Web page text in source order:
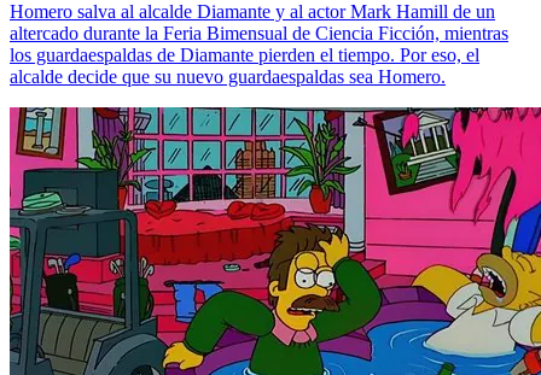
Homero salva al alcalde Diamante y al actor Mark Hamill de un
altercado durante la Feria Bimensual de Ciencia Ficción, mientras
los guardaespaldas de Diamante pierden el tiempo. Por eso, el
alcalde decide que su nuevo guardaespaldas sea Homero.